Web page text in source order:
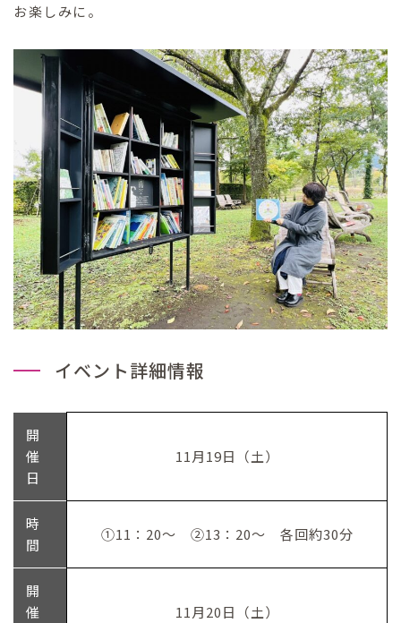
お楽しみに。
イベント詳細情報
開
催
日
11月19日（土）
時
間
①11：20～ ②13：20～ 各回約30分
開
催
11月20日（土）